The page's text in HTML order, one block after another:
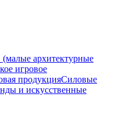
архитектурные
игровое
продукцияСиловые
и искусственные